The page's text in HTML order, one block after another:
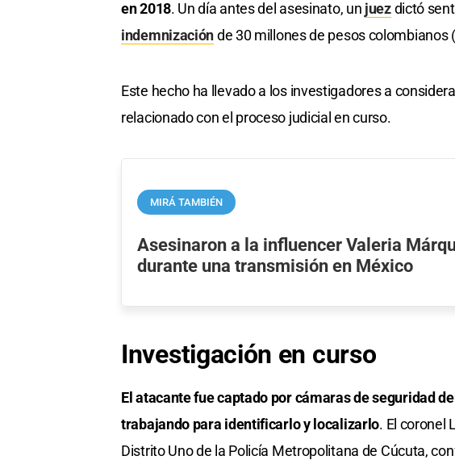
en 2018. Un día antes del asesinato, un juezdictó
indemnizaciónde 30 millones de pesos
Este hecho ha llevado a los investigadores a
relacionado con el proceso judicial en curso.
MIRÁ TAMBIÉN
Asesinaron a la influencer Valeria
durante una transmisión en México
Investigación en curso
El atacante fue captado por cámaras de seguridad
trabajando para identificarlo y localizarlo. El coronel
Distrito Uno de la Policía Metropolitana de Cúcuta,